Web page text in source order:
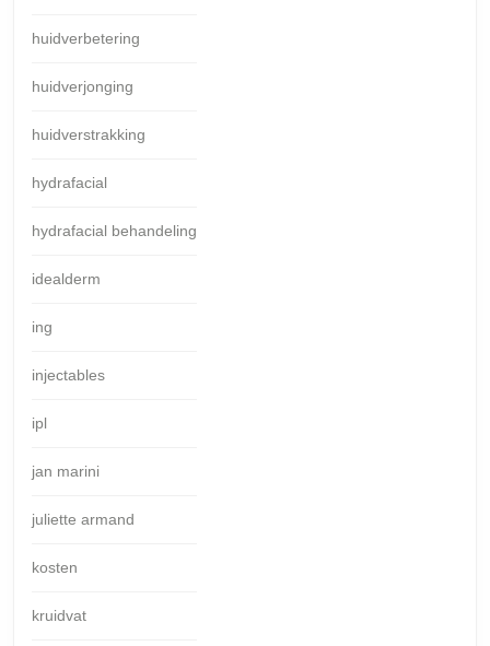
huidverbetering
huidverjonging
huidverstrakking
hydrafacial
hydrafacial behandeling
idealderm
ing
injectables
ipl
jan marini
juliette armand
kosten
kruidvat